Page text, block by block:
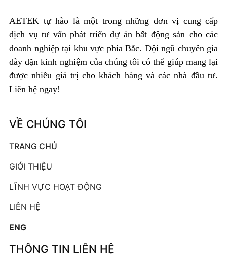
AETEK tự hào là một trong những đơn vị cung cấp
dịch vụ tư vấn phát triển dự án bất động sản cho các
doanh nghiệp tại khu vực phía Bắc. Đội ngũ chuyên gia
dày dặn kinh nghiệm của chúng tôi có thể giúp mang lại
được nhiều giá trị cho khách hàng và các nhà đầu tư.
Liên hệ ngay!
VỀ CHÚNG TÔI
TRANG CHỦ
GIỚI THIỆU
LĨNH VỰC HOẠT ĐỘNG
LIÊN HỆ
ENG
THÔNG TIN LIÊN HỆ